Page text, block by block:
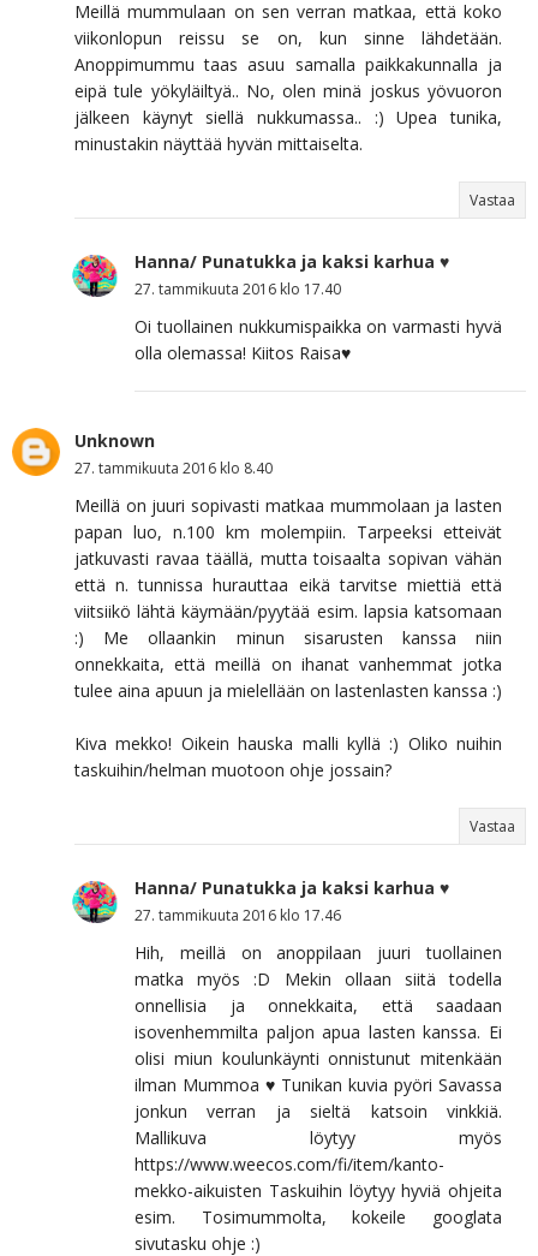
Meillä mummulaan on sen verran matkaa, että koko
viikonlopun reissu se on, kun sinne lähdetään.
Anoppimummu taas asuu samalla paikkakunnalla ja
eipä tule yökyläiltyä.. No, olen minä joskus yövuoron
jälkeen käynyt siellä nukkumassa.. :) Upea tunika,
minustakin näyttää hyvän mittaiselta.
Vastaa
Hanna/ Punatukka ja kaksi karhua ♥
27. tammikuuta 2016 klo 17.40
Oi tuollainen nukkumispaikka on varmasti hyvä
olla olemassa! Kiitos Raisa♥
Unknown
27. tammikuuta 2016 klo 8.40
Meillä on juuri sopivasti matkaa mummolaan ja lasten
papan luo, n.100 km molempiin. Tarpeeksi etteivät
jatkuvasti ravaa täällä, mutta toisaalta sopivan vähän
että n. tunnissa hurauttaa eikä tarvitse miettiä että
viitsiikö lähtä käymään/pyytää esim. lapsia katsomaan
:) Me ollaankin minun sisarusten kanssa niin
onnekkaita, että meillä on ihanat vanhemmat jotka
tulee aina apuun ja mielellään on lastenlasten kanssa :)
Kiva mekko! Oikein hauska malli kyllä :) Oliko nuihin
taskuihin/helman muotoon ohje jossain?
Vastaa
Hanna/ Punatukka ja kaksi karhua ♥
27. tammikuuta 2016 klo 17.46
Hih, meillä on anoppilaan juuri tuollainen
matka myös :D Mekin ollaan siitä todella
onnellisia ja onnekkaita, että saadaan
isovenhemmilta paljon apua lasten kanssa. Ei
olisi miun koulunkäynti onnistunut mitenkään
ilman Mummoa ♥ Tunikan kuvia pyöri Savassa
jonkun verran ja sieltä katsoin vinkkiä.
Mallikuva löytyy myös
https://www.weecos.com/fi/item/kanto-
mekko-aikuisten Taskuihin löytyy hyviä ohjeita
esim. Tosimummolta, kokeile googlata
sivutasku ohje :)